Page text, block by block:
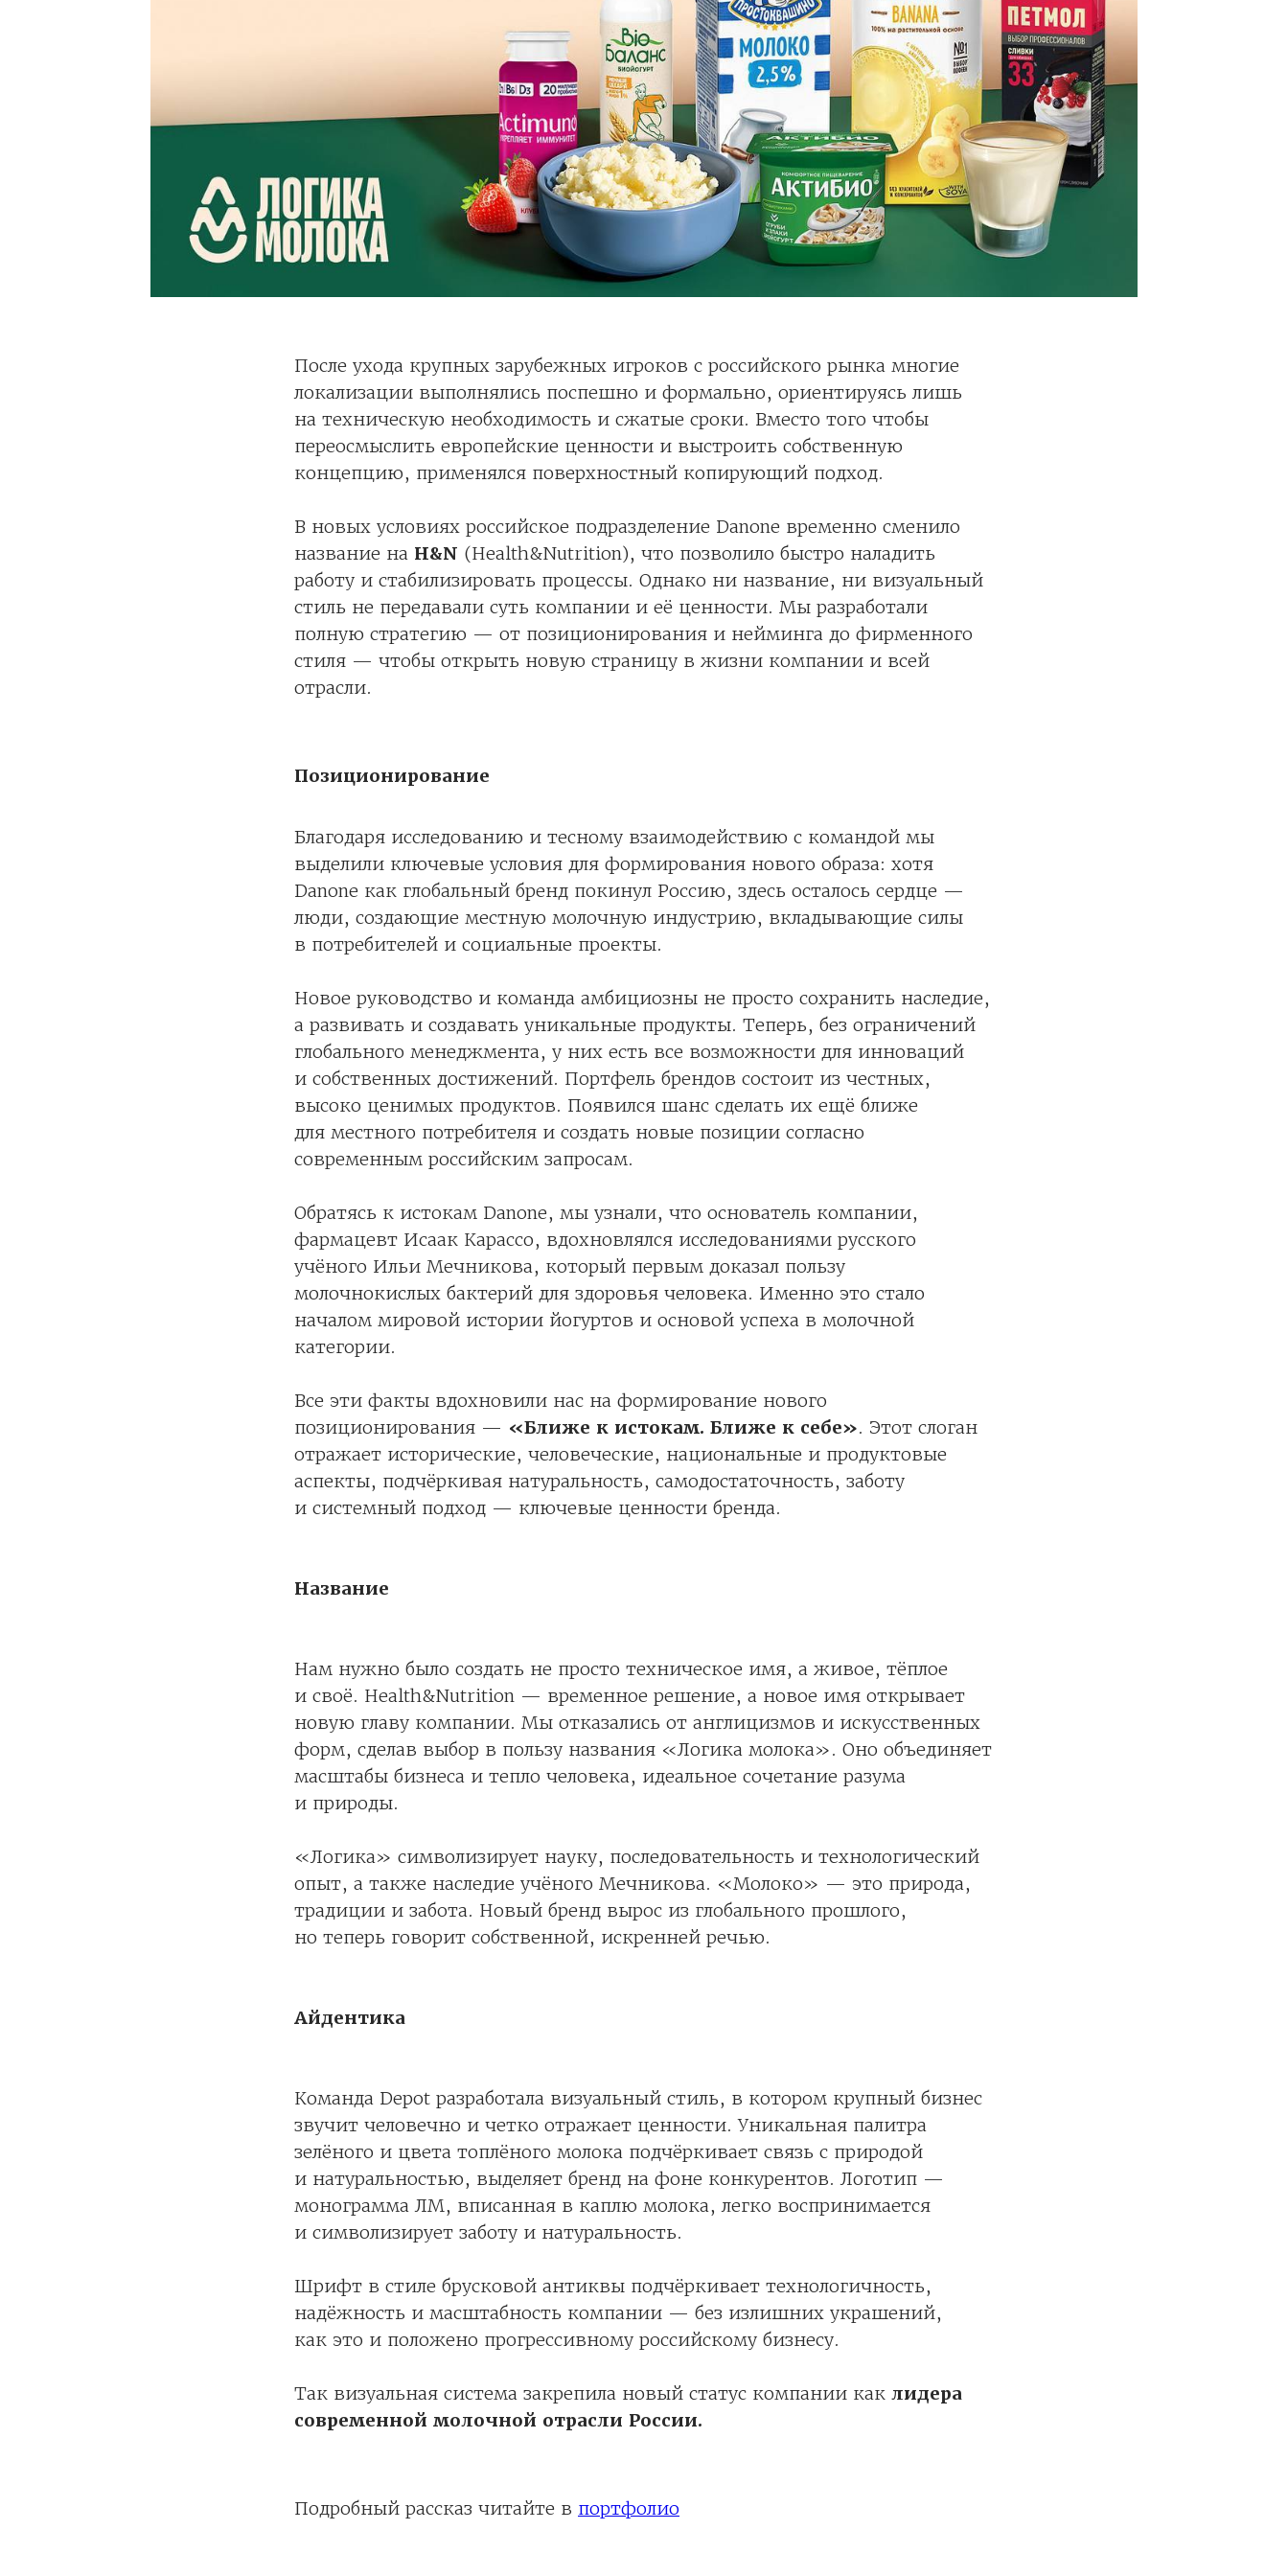
После ухода крупных зарубежных игроков с российского рынка многие
локализации выполнялись поспешно и формально, ориентируясь лишь
на техническую необходимость и сжатые сроки. Вместо того чтобы
переосмыслить европейские ценности и выстроить собственную
концепцию, применялся поверхностный копирующий подход.
В новых условиях российское подразделение Danone временно сменило
название на H&N (Health&Nutrition), что позволило быстро наладить
работу и стабилизировать процессы. Однако ни название, ни визуальный
стиль не передавали суть компании и её ценности. Мы разработали
полную стратегию — от позиционирования и нейминга до фирменного
стиля — чтобы открыть новую страницу в жизни компании и всей
отрасли.
Позиционирование
Благодаря исследованию и тесному взаимодействию с командой мы
выделили ключевые условия для формирования нового образа: хотя
Danone как глобальный бренд покинул Россию, здесь осталось сердце —
люди, создающие местную молочную индустрию, вкладывающие силы
в потребителей и социальные проекты.
Новое руководство и команда амбициозны не просто сохранить наследие,
а развивать и создавать уникальные продукты. Теперь, без ограничений
глобального менеджмента, у них есть все возможности для инноваций
и собственных достижений. Портфель брендов состоит из честных,
высоко ценимых продуктов. Появился шанс сделать их ещё ближе
для местного потребителя и создать новые позиции согласно
современным российским запросам.
Обратясь к истокам Danone, мы узнали, что основатель компании,
фармацевт Исаак Карассо, вдохновлялся исследованиями русского
учёного Ильи Мечникова, который первым доказал пользу
молочнокислых бактерий для здоровья человека. Именно это стало
началом мировой истории йогуртов и основой успеха в молочной
категории.
Все эти факты вдохновили нас на формирование нового
позиционирования — «Ближе к истокам. Ближе к себе». Этот слоган
отражает исторические, человеческие, национальные и продуктовые
аспекты, подчёркивая натуральность, самодостаточность, заботу
и системный подход — ключевые ценности бренда.
Название
Нам нужно было создать не просто техническое имя, а живое, тёплое
и своё. Health&Nutrition — временное решение, а новое имя открывает
новую главу компании. Мы отказались от англицизмов и искусственных
форм, сделав выбор в пользу названия «Логика молока». Оно объединяет
масштабы бизнеса и тепло человека, идеальное сочетание разума
и природы.
«Логика» символизирует науку, последовательность и технологический
опыт, а также наследие учёного Мечникова. «Молоко» — это природа,
традиции и забота. Новый бренд вырос из глобального прошлого,
но теперь говорит собственной, искренней речью.
Айдентика
Команда Depot разработала визуальный стиль, в котором крупный бизнес
звучит человечно и четко отражает ценности. Уникальная палитра
зелёного и цвета топлёного молока подчёркивает связь с природой
и натуральностью, выделяет бренд на фоне конкурентов. Логотип —
монограмма ЛМ, вписанная в каплю молока, легко воспринимается
и символизирует заботу и натуральность.
Шрифт в стиле брусковой антиквы подчёркивает технологичность,
надёжность и масштабность компании — без излишних украшений,
как это и положено прогрессивному российскому бизнесу.
Так визуальная система закрепила новый статус компании как лидера
современной молочной отрасли России.
Подробный рассказ читайте в портфолио